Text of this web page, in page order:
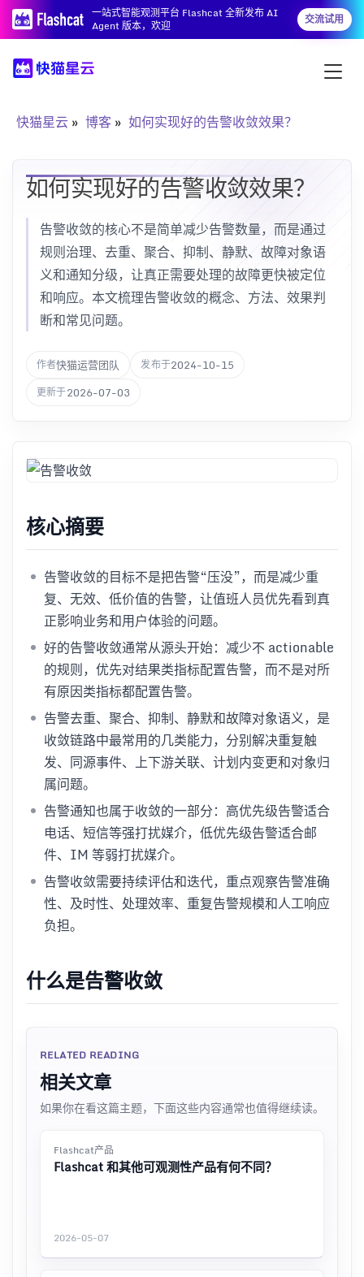
一站式智能观测平台 Flashcat 全新发布 AI
Agent 版本，欢迎
交流试用
快猫星云 博客 如何实现好的告警收敛效果？
如何实现好的告警收敛效果？
告警收敛的核心不是简单减少告警数量，而是通过
规则治理、去重、聚合、抑制、静默、故障对象语
义和通知分级，让真正需要处理的故障更快被定位
和响应。本文梳理告警收敛的概念、方法、效果判
断和常见问题。
作者快猫运营团队 发布于2024-10-15
更新于2026-07-03
核心摘要
告警收敛的目标不是把告警“压没”，而是减少重
复、无效、低价值的告警，让值班人员优先看到真
正影响业务和用户体验的问题。
好的告警收敛通常从源头开始：减少不 actionable
的规则，优先对结果类指标配置告警，而不是对所
有原因类指标都配置告警。
告警去重、聚合、抑制、静默和故障对象语义，是
收敛链路中最常用的几类能力，分别解决重复触
发、同源事件、上下游关联、计划内变更和对象归
属问题。
告警通知也属于收敛的一部分：高优先级告警适合
电话、短信等强打扰媒介，低优先级告警适合邮
件、IM 等弱打扰媒介。
告警收敛需要持续评估和迭代，重点观察告警准确
性、及时性、处理效率、重复告警规模和人工响应
负担。
什么是告警收敛
RELATED READING
相关文章
如果你在看这篇主题，下面这些内容通常也值得继续读。
Flashcat产品
Flashcat 和其他可观测性产品有何不同？
2026-05-07